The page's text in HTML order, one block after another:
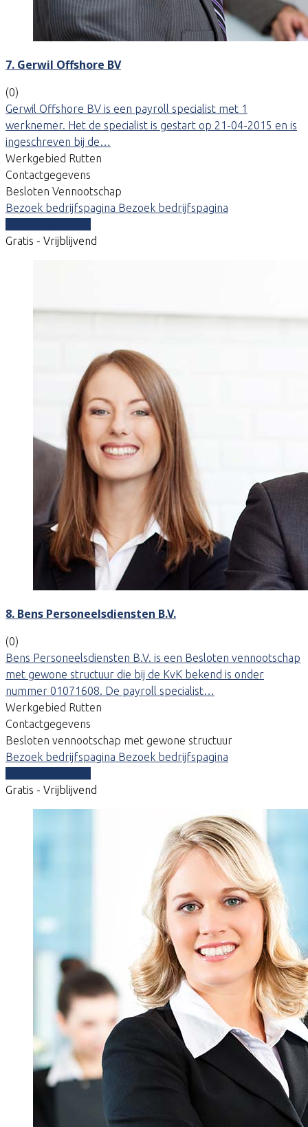
7. Gerwil Offshore BV
(0)
Gerwil Offshore BV is een payroll specialist met 1
werknemer. Het de specialist is gestart op 21-04-2015 en is
ingeschreven bij de…
Werkgebied Rutten
Contactgegevens
Besloten Vennootschap
Bezoek bedrijfspagina Bezoek bedrijfspagina
Gratis - Vrijblijvend
8. Bens Personeelsdiensten B.V.
(0)
Bens Personeelsdiensten B.V. is een Besloten vennootschap
met gewone structuur die bij de KvK bekend is onder
nummer 01071608. De payroll specialist…
Werkgebied Rutten
Contactgegevens
Besloten vennootschap met gewone structuur
Bezoek bedrijfspagina Bezoek bedrijfspagina
Gratis - Vrijblijvend